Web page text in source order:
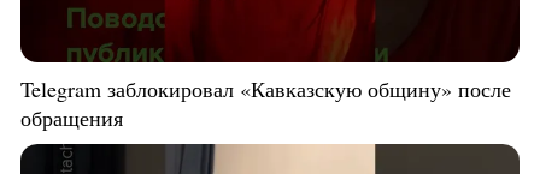
Telegram заблокировал «Кавказскую общину» после
обращения